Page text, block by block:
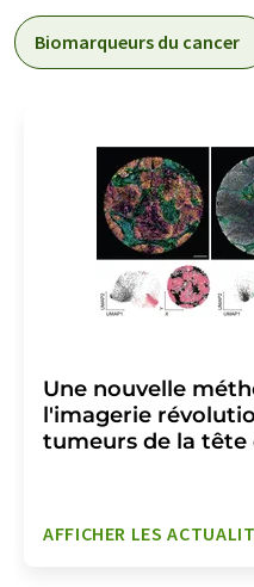
Biomarqueurs du cancer
Une nouvelle
l'imagerie
tumeurs de la tête
AFFICHER LES